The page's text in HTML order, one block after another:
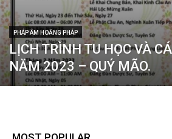
PHÁP ÂM HOẰNG PHÁP
LỊCH TRÌNH TU HỌC VÀ
NĂM 2023 – QUÝ MÃO.